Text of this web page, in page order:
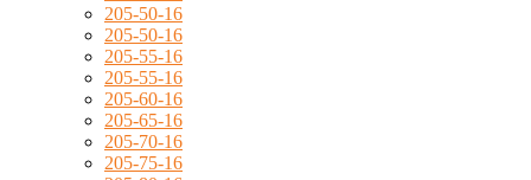
205-50-16
205-50-16
205-55-16
205-55-16
205-60-16
205-65-16
205-70-16
205-75-16